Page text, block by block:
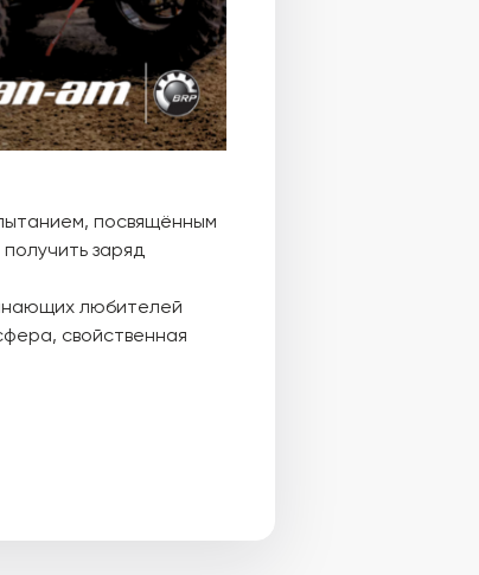
посвящённым
заряд
любителей
свойственная